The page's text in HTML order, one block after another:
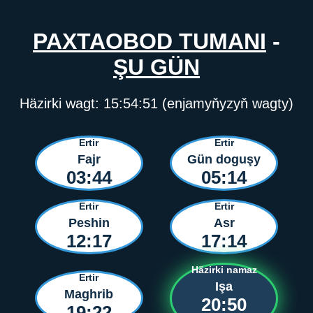
PAXTAOBOD TUMANI -
ŞU GÜN
Häzirki wagt: 15:54:51 (enjamyňyzyň wagty)
Ertir
Fajr
03:44
Ertir
Gün doguşy
05:14
Ertir
Peshin
12:17
Ertir
Asr
17:14
Ertir
Maghrib
Häzirki namaz
Işa
20:50